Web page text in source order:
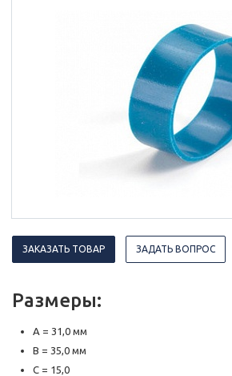
ЗАКАЗАТЬ ТОВАР ЗАДАТЬ ВОПРОС
Размеры:
A = 31,0 мм
B = 35,0 мм
C = 15,0